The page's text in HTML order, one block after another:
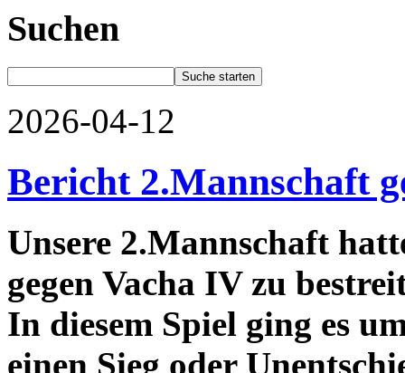
Suchen
2026-04-12
Bericht 2.Mannschaft
Unsere 2.Mannschaft
gegen Vacha IV zu
In diesem Spiel ging es
einen Sieg oder